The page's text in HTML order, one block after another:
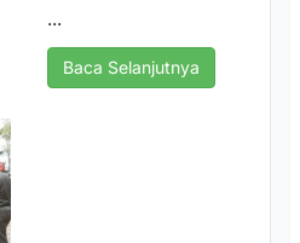
...
Baca Selanjutnya